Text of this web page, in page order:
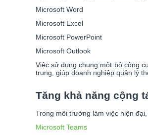
Microsoft Word
Microsoft Excel
Microsoft PowerPoint
Microsoft Outlook
Việc sử dụng chung một bộ công
trung, giúp doanh nghiệp quản lý
Tăng khả năng cộng
Trong môi trường làm việc hiện
Microsoft Teams